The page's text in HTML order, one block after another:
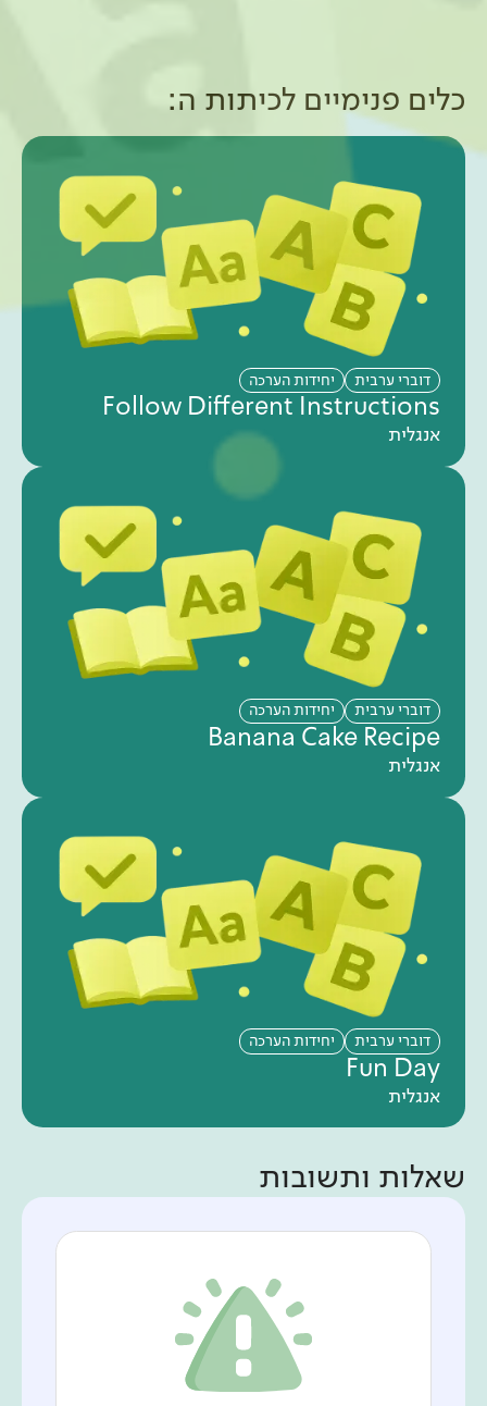
כלים פנימיים לכיתות ה:
דוברי ערבית יחידות הערכה
Follow Different Instructions
אנגלית
דוברי ערבית יחידות הערכה
Banana Cake Recipe
אנגלית
דוברי ערבית יחידות הערכה
Fun Day
אנגלית
שאלות ותשובות